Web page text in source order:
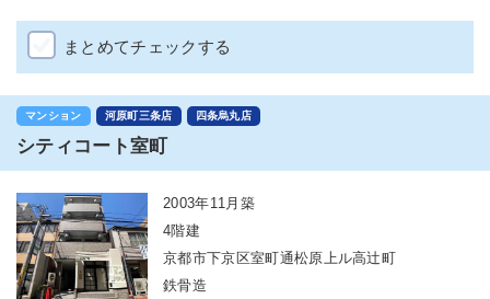
まとめてチェックする
マンション 河原町三条店 四条烏丸店
シティコート室町
2003年11月築
4階建
京都市下京区室町通松原上ル高辻町
鉄骨造